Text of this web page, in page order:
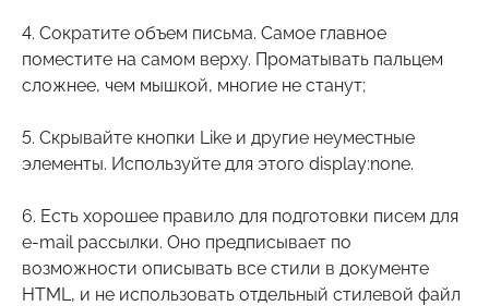
4. Сократите объем письма. Самое главное
поместите на самом верху. Проматывать пальцем
сложнее, чем мышкой, многие не станут;
5. Скрывайте кнопки Like и другие неуместные
элементы. Используйте для этого display:none.
6. Есть хорошее правило для подготовки писем для
e-mail рассылки. Оно предписывает по
возможности описывать все стили в документе
HTML, и не использовать отдельный стилевой файл